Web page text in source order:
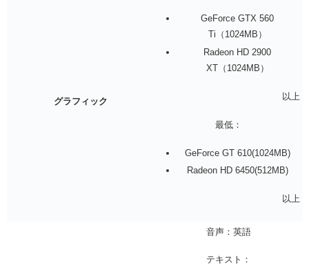
グラフィック
GeForce GTX 560
Ti（1024MB）
Radeon HD 2900
XT（1024MB）
以上
最低：
GeForce GT 610(1024MB)
Radeon HD 6450(512MB)
以上
音声：英語
テキスト：